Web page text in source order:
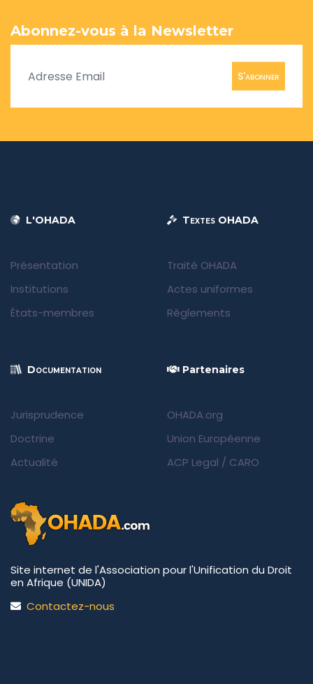
Abonnez-vous à la Newsletter
S'abonner
L'OHADA
Présentation
Institutions
États-membres
Textes OHADA
Traité OHADA
Actes uniformes
Règlements
Documentation
Jurisprudence
Doctrine
Actualité
Partenaires
OHADA.org
Union Européenne
ACP Legal / CARO
Site internet de l'Association pour l'Unification du Droit
en Afrique (UNIDA)
Contactez-nous